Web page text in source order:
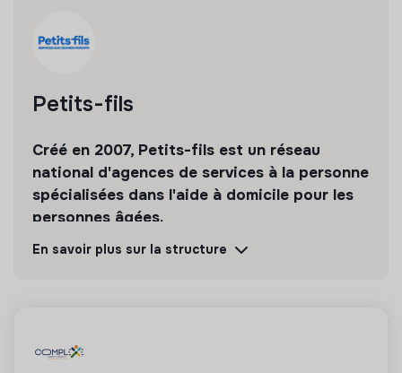
Petits-fils
Créé en 2007, Petits-fils est un réseau
national d'agences de services à la personne
spécialisées dans l'aide à domicile pour les
personnes âgées.
Découvrir Suivre
En savoir plus sur la structure